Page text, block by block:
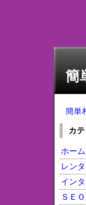
簡
簡単
カ
ホー
レン
イン
ＳＥ